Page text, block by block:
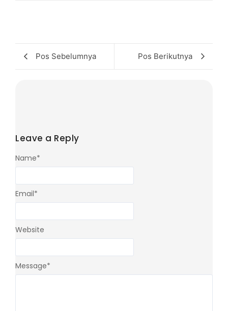
Pos Sebelumnya Pos Berikutnya
Leave a Reply
Message*
Name*
Email*
Website